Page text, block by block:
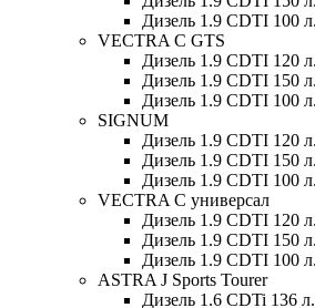
Дизель 1.9 CDTI 100
VECTRA C GTS
Дизель 1.9 CDTI 120
Дизель 1.9 CDTI 150
Дизель 1.9 CDTI 100
SIGNUM
Дизель 1.9 CDTI 120
Дизель 1.9 CDTI 150
Дизель 1.9 CDTI 100
VECTRA C универсал
Дизель 1.9 CDTI 120
Дизель 1.9 CDTI 150
Дизель 1.9 CDTI 100
ASTRA J Sports Tourer
Дизель 1.6 CDTi 136